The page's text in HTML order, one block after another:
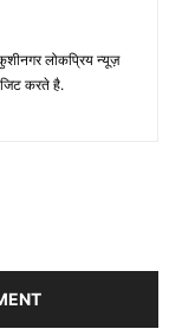
लोकप्रिय न्यूज़
करते है.